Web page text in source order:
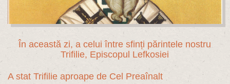
În această zi, a celui între sfinți părintele nostru
Trifilie, Episcopul Lefkosiei
A stat Trifilie aproape de Cel Preaînalt